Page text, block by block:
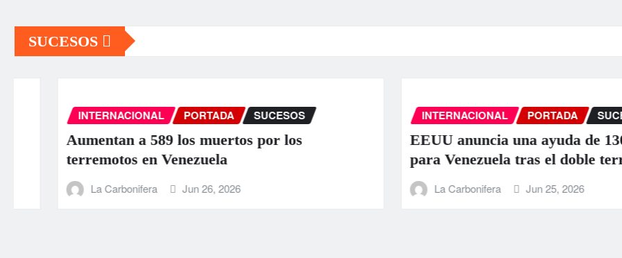
SUCESOS
INTERNACIONAL PORTADA SUCESOS
Aumentan a 589 los muertos por los
terremotos en Venezuela
La Carbonifera Jun 26, 2026
INTERNACIONAL PORTADA SUCESOS
EEUU anuncia una ayuda de 130
para Venezuela tras el doble terremoto
La Carbonifera Jun 25, 2026